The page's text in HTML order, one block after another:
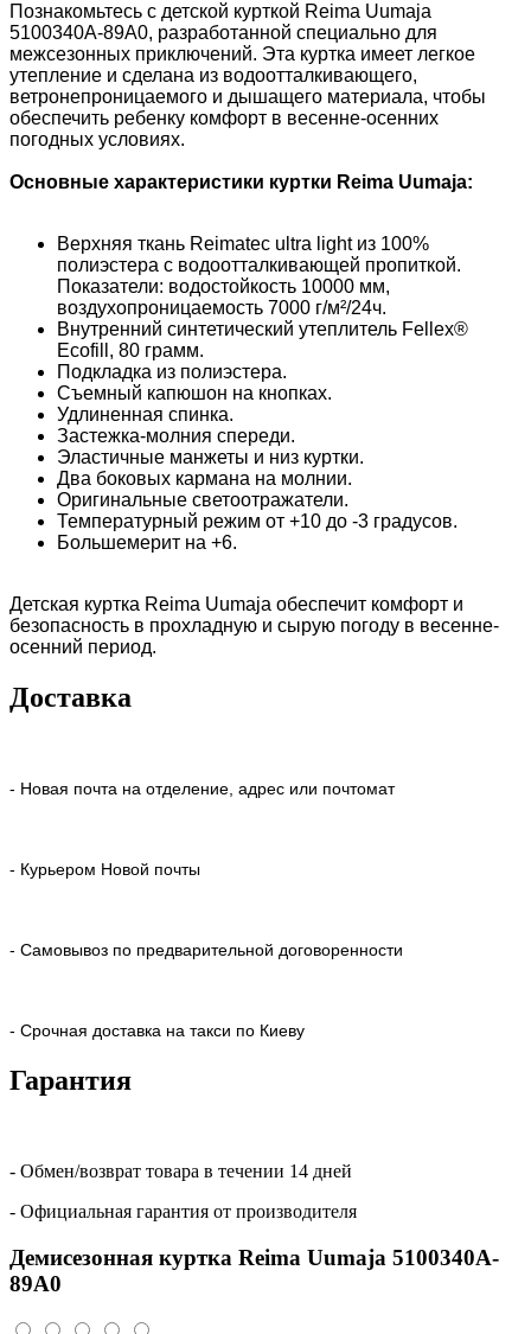
Познакомьтесь с детской курткой Reima Uumaja
5100340A-89A0, разработанной специально для
межсезонных приключений. Эта куртка имеет легкое
утепление и сделана из водоотталкивающего,
ветронепроницаемого и дышащего материала, чтобы
обеспечить ребенку комфорт в весенне-осенних
погодных условиях.
Основные характеристики куртки Reima Uumaja:
Верхняя ткань Reimatec ultra light из 100%
полиэстера с водоотталкивающей пропиткой.
Показатели: водостойкость 10000 мм,
воздухопроницаемость 7000 г/м²/24ч.
Внутренний синтетический утеплитель Fellex®
Ecofill, 80 грамм.
Подкладка из полиэстера.
Съемный капюшон на кнопках.
Удлиненная спинка.
Застежка-молния спереди.
Эластичные манжеты и низ куртки.
Два боковых кармана на молнии.
Оригинальные светоотражатели.
Температурный режим от +10 до -3 градусов.
Большемерит на +6.
Детская куртка Reima Uumaja обеспечит комфорт и
безопасность в прохладную и сырую погоду в весенне-
осенний период.
Доставка
- Новая почта на отделение, адрес или почтомат
- Курьером Новой почты
- Самовывоз по предварительной договоренности
- Срочная доставка на такси по Киеву
Гарантия
- Обмен/возврат товара в течении 14 дней
- Официальная гарантия от производителя
Демисезонная куртка Reima Uumaja 5100340A-
89A0